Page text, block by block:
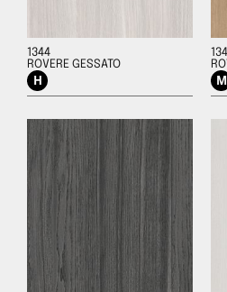
1344
ROVERE GESSATO